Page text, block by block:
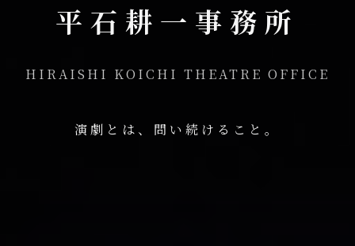
平石耕一事務所
HIRAISHI KOICHI THEATRE OFFICE
演劇とは、問い続けること。